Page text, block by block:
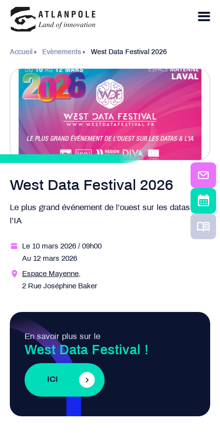
Accueil Evènements West Data Festival 2026
West Data Festival 2026
Le plus grand événement de l’ouest sur les datas et
l’IA
Le 10 mars 2026 / 09h00
Au 12 mars 2026
Espace Mayenne,
2 Rue Joséphine Baker
En savoir plus sur le
West Data Festival !
ICI